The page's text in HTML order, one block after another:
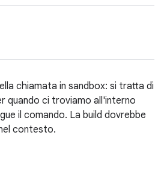
chiamata in sandbox: si tratta di
quando ci troviamo all'interno
il comando. La build dovrebbe
contesto.